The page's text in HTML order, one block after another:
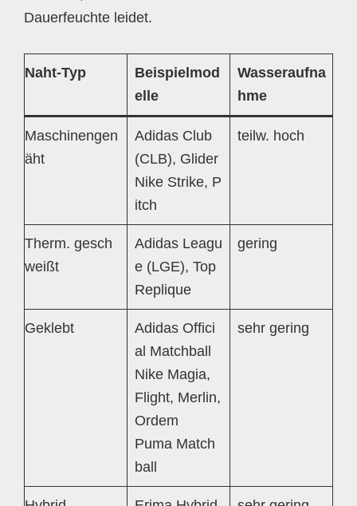
Dauerfeuchte leidet.
Naht-Typ
Beispielmod
elle
Wasseraufna
hme
Maschinengen
äht
Adidas Club
(CLB), Glider
Nike Strike, P
itch
teilw. hoch
Therm. gesch
weißt
Adidas Leagu
e (LGE), Top
Replique
gering
Geklebt
Adidas Offici
al Matchball
Nike Magia,
Flight, Merlin,
Ordem
Puma Match
ball
sehr gering